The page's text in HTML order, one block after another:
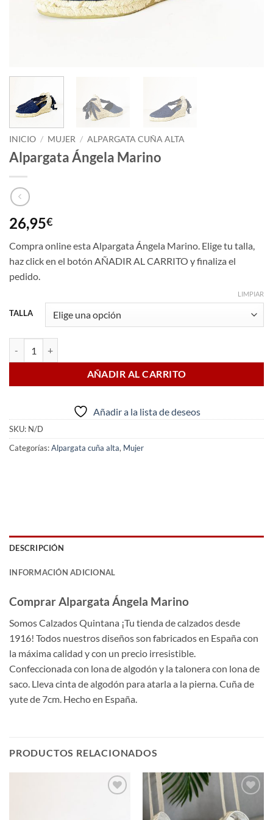
INICIO / MUJER / ALPARGATA CUÑA ALTA
Alpargata Ángela Marino
26,95€
Compra online esta Alpargata Ángela Marino. Elige tu talla,
haz click en el botón AÑADIR AL CARRITO y finaliza el
pedido.
TALLA
LIMPIAR
AÑADIR AL CARRITO
Añadir a la lista de deseos
SKU: N/D
Categorías:Alpargata cuña alta, Mujer
DESCRIPCIÓN
INFORMACIÓN ADICIONAL
Comprar Alpargata Ángela Marino
Somos Calzados Quintana ¡Tu tienda de calzados desde
1916! Todos nuestros diseños son fabricados en España con
la máxima calidad y con un precio irresistible.
Confeccionada con lona de algodón y la talonera con lona de
saco. Lleva cinta de algodón para atarla a la pierna. Cuña de
yute de 7cm. Hecho en España.
PRODUCTOS RELACIONADOS
Añadir
a la